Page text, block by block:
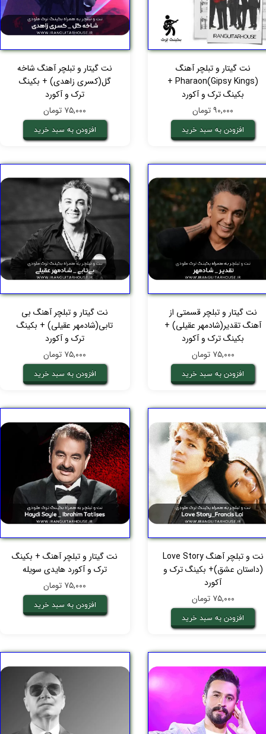
نت گیتار و تبلچر آهنگ
Pharaon(Gipsy Kings) +
بکینگ ترک و آکورد
۹۰,۰۰۰ تومان
افزودن به سبد خرید
نت گیتار و تبلچر آهنگ شاخه
گل(کسری زاهدی) + بکینگ
ترک و آکورد
۷۵,۰۰۰ تومان
افزودن به سبد خرید
نت گیتار و تبلچر قسمتی از
آهنگ تقدیر(شادمهر عقیلی) +
بکینگ ترک و آکورد
۷۵,۰۰۰ تومان
افزودن به سبد خرید
نت گیتار و تبلچر آهنگ بی
تابی(شادمهر عقیلی) + بکینگ
ترک و آکورد
۷۵,۰۰۰ تومان
افزودن به سبد خرید
نت و تبلچر آهنگ Love Story
(داستان عشق)+ بکینگ ترک و
آکورد
۷۵,۰۰۰ تومان
افزودن به سبد خرید
نت گیتار و تبلچر آهنگ + بکینگ
ترک و آکورد هایدی سویله
۷۵,۰۰۰ تومان
افزودن به سبد خرید